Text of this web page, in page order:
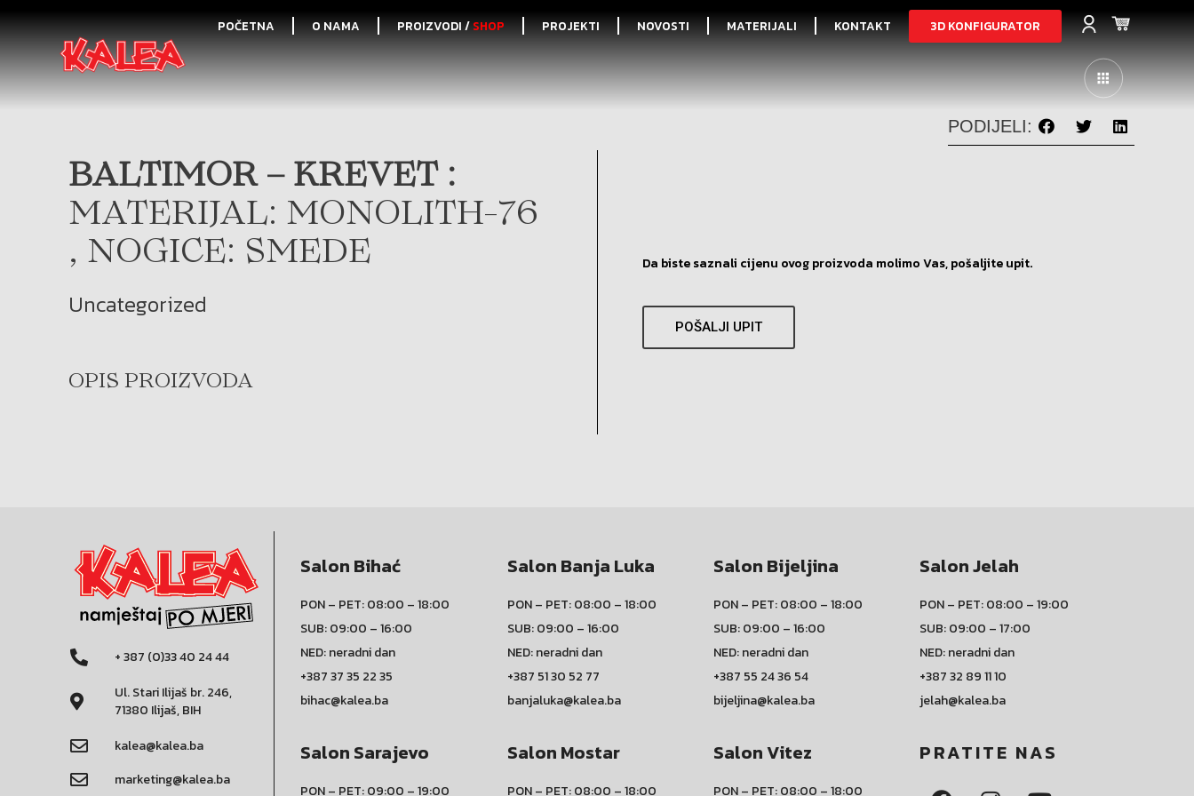
POČETNA O NAMA PROIZVODI /SHOP PROJEKTI NOVOSTI MATERIJALI KONTAKT 3D KONFIGURATOR
PODIJELI:
BALTIMOR – KREVET :
MATERIJAL: MONOLITH-76
, NOGICE: SMEDE
Uncategorized
OPIS PROIZVODA
Da biste saznali cijenu ovog proizvoda molimo Vas, pošaljite upit.
POŠALJI UPIT
+ 387 (0)33 40 24 44
Ul. Stari Ilijaš br. 246,
71380 Ilijaš, BIH
kalea@kalea.ba
marketing@kalea.ba
Salon Bihać
PON – PET: 08:00 – 18:00
SUB: 09:00 – 16:00
NED: neradni dan
+387 37 35 22 35
bihac@kalea.ba
Salon Banja Luka
PON – PET: 08:00 – 18:00
SUB: 09:00 – 16:00
NED: neradni dan
+387 51 30 52 77
banjaluka@kalea.ba
Salon Bijeljina
PON – PET: 08:00 – 18:00
SUB: 09:00 – 16:00
NED: neradni dan
+387 55 24 36 54
bijeljina@kalea.ba
Salon Jelah
PON – PET: 08:00 – 19:00
SUB: 09:00 – 17:00
NED: neradni dan
+387 32 89 11 10
jelah@kalea.ba
Salon Sarajevo
PON – PET: 09:00 – 19:00
Salon Mostar
PON – PET: 08:00 – 18:00
Salon Vitez
PON – PET: 08:00 – 18:00
PRATITE NAS